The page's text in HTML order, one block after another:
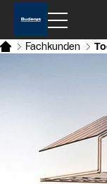
Fachkunden